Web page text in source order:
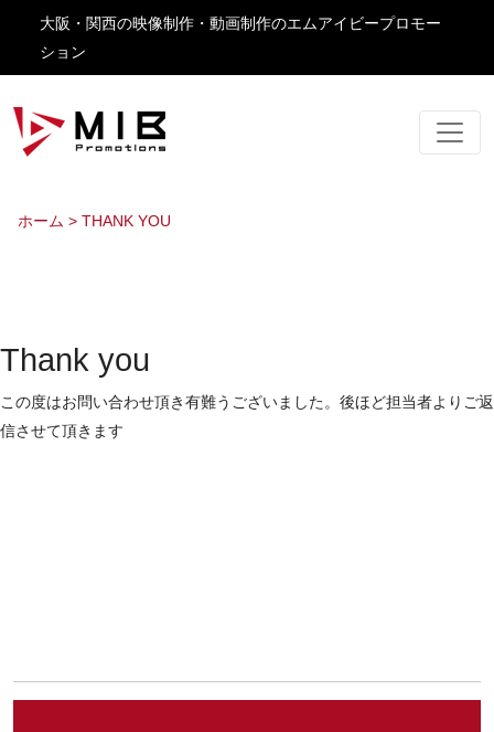
大阪・関西の映像制作・動画制作のエムアイビープロモー
ション
ホーム > THANK YOU
Thank you
この度はお問い合わせ頂き有難うございました。後ほど担当者よりご返
信させて頂きます